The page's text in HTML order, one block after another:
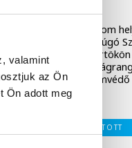
valamint
az Ön
Ön adott meg
magyar válogatott három
a Nemzetközi Labdarúgó
legfrissebb, csütörtökön
hozott
a világbajnoki
LABDARÚGÓ-VÁLOGATOTT